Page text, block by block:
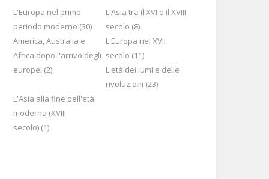
L'Europa nel primo
periodo moderno (30)
L'Asia tra il XVI e il XVIII
secolo (8)
America, Australia e
Africa dopo l'arrivo degli
europei (2)
L'Europa nel XVII
secolo (11)
L'età dei lumi e delle
rivoluzioni (23)
L'Asia alla fine dell'età
moderna (XVIII
secolo) (1)